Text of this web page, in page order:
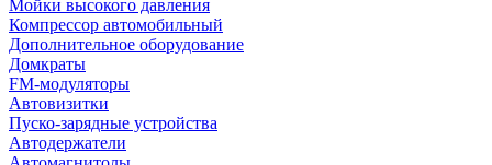
Мойки высокого давления
Компрессор автомобильный
Дополнительное оборудование
Домкраты
FM-модуляторы
Автовизитки
Пуско-зарядные устройства
Автодержатели